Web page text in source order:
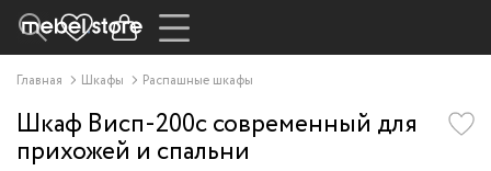
Главная Шкафы Распашные шкафы
Шкаф Висп-200c современный для
прихожей и спальни